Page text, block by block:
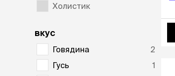
Холистик
вкус
Говядина
2
Гусь
1